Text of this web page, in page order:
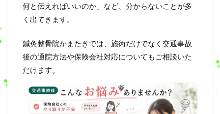
何と伝えればいいのか」など、分からないことが多
く出てきます。
鍼灸整骨院かまたきでは、施術だけでなく交通事故
後の通院方法や保険会社対応についてもご相談いた
だけます。